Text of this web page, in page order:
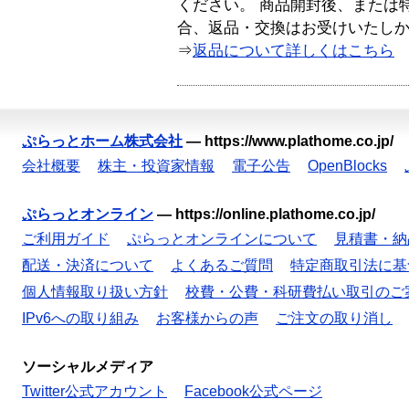
ください。 商品開封後、または
合、返品・交換はお受けいたし
⇒返品について詳しくはこちら
ぷらっとホーム株式会社 — https://www.plathome.co.jp/
会社概要
株主・投資家情報 電子公告 OpenBlocks
ぷらっとオンライン — https://online.plathome.co.jp/
ご利用ガイド
ぷらっとオンラインについて
見積書・
配送・決済について
よくあるご質問
特定商取引法に
個人情報取り扱い方針
校費・公費・科研費払い取引のご
IPv6への取り組み
お客様からの声 ご注文の取り消し
ソーシャルメディア
Twitter公式アカウント
Facebook公式ページ